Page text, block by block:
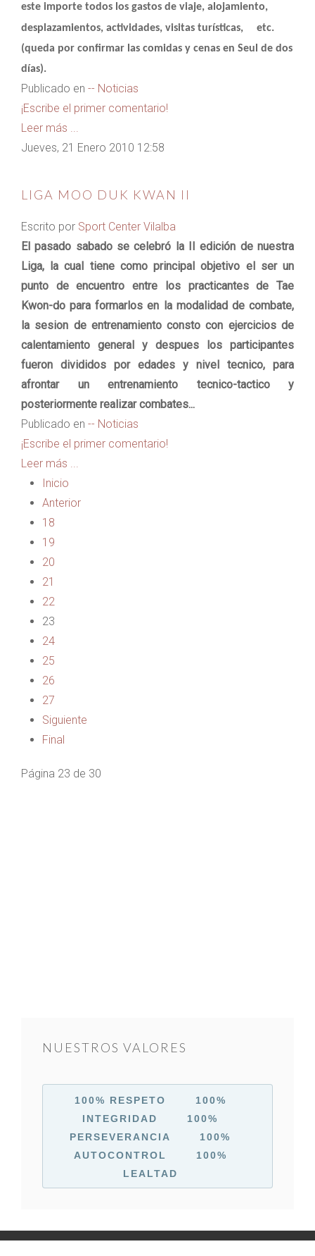
este importe todos los gastos de viaje, alojamiento,
desplazamientos, actividades, visitas turísticas,
etc.
(queda por confirmar las comidas y cenas en Seul de dos
días).
Publicado en -- Noticias
¡Escribe el primer comentario!
Leer más ...
Jueves, 21 Enero 2010 12:58
LIGA MOO DUK KWAN II
Escrito por Sport Center Vilalba
El pasado sabado se celebró la II edición de nuestra
Liga, la cual tiene como principal objetivo el ser un
punto de encuentro entre los practicantes de Tae
Kwon-do para formarlos en la modalidad de combate,
la sesion de entrenamiento consto con ejercicios de
calentamiento general y despues los participantes
fueron divididos por edades y nivel tecnico, para
afrontar un entrenamiento tecnico-tactico y
posteriormente realizar combates...
Publicado en -- Noticias
¡Escribe el primer comentario!
Leer más ...
Inicio
Anterior
18
19
20
21
22
23
24
25
26
27
Siguiente
Final
Página 23 de 30
NUESTROS VALORES
100% RESPETO 100%
INTEGRIDAD
100%
PERSEVERANCIA
100%
AUTOCONTROL
100%
LEALTAD